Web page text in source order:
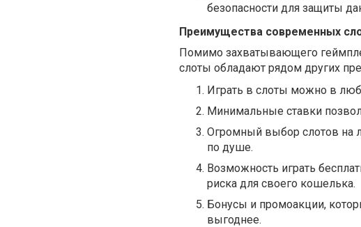
безопасности для защиты
Преимущества современных
Помимо захватывающего
слоты обладают рядом других
Играть в слоты можно в
Минимальные ставки
Огромный выбор слотов на
по душе.
Возможность играть
риска для своего кошелька.
Бонусы и промоакции,
выгоднее.